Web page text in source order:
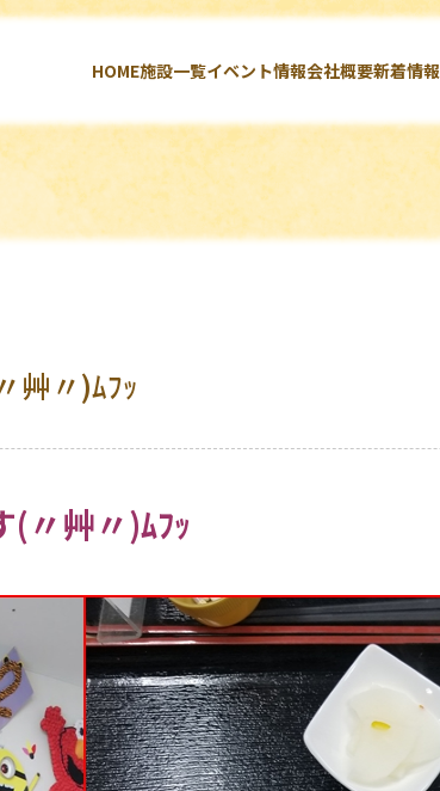
HOME施設一覧イベント情報会社概要新着情報
艸〃)ﾑﾌｯ
(〃艸〃)ﾑﾌｯ